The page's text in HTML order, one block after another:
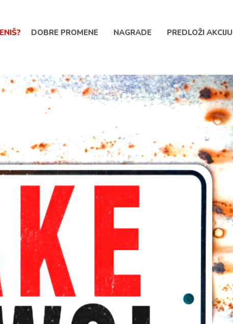
DOBRE PROMENE NAGRADE PREDLOŽI AKCIJU